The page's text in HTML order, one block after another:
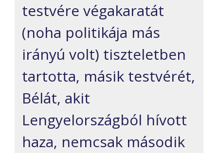
testvére végakaratát
(noha politikája más
irányú volt) tiszteletben
tartotta, másik testvérét,
Bélát, akit
Lengyelországból hívott
haza, nemcsak második